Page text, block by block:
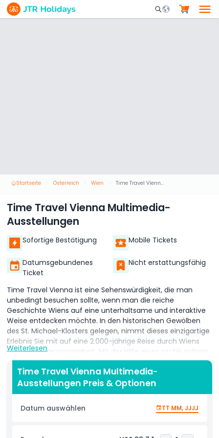
Mobile Search
Startseite Österreich Wien Time Travel Vienna Multimedia-Ausstellungen
Time Travel Vienna Multimedia-
Ausstellungen
Sofortige Bestätigung Mobile Tickets
Datumsgebundenes
Ticket
Nicht erstattungsfähig
Time Travel Vienna ist eine Sehenswürdigkeit, die man
unbedingt besuchen sollte, wenn man die reiche
Geschichte Wiens auf eine unterhaltsame und interaktive
Weise entdecken möchte. In den historischen Gewölben
des St. Michael-Klosters gelegen, nimmt dieses einzigartige
Erlebnis Sie mit auf eine 2.000-jährige Reise durch Wiens
faszinierte Vergangenheit. Mit der Hilfe eines sachkundigen
Guides reisen Sie durch die Zeit und nutzen dabei
spannende moderne Technologien wie 5D-Kino, Virtual
Reality, animatronische Wachsfiguren, Spezialeffekte und
Multimedia-Shows. Jeder Teil der Tour ist so gestaltet, dass
Geschichte lebendig wird – auf eine Art, die sowohl
unterhaltsam als auch leicht verständlich ist. Sie erkunden
Römischen Reich und Mittelalter über die Kaiserzeit bis hin
Weiterlesen
Time Travel Vienna Multimedia-
Ausstellungen Preis & Optionen
Datum auswählen TT MM, JJJJ